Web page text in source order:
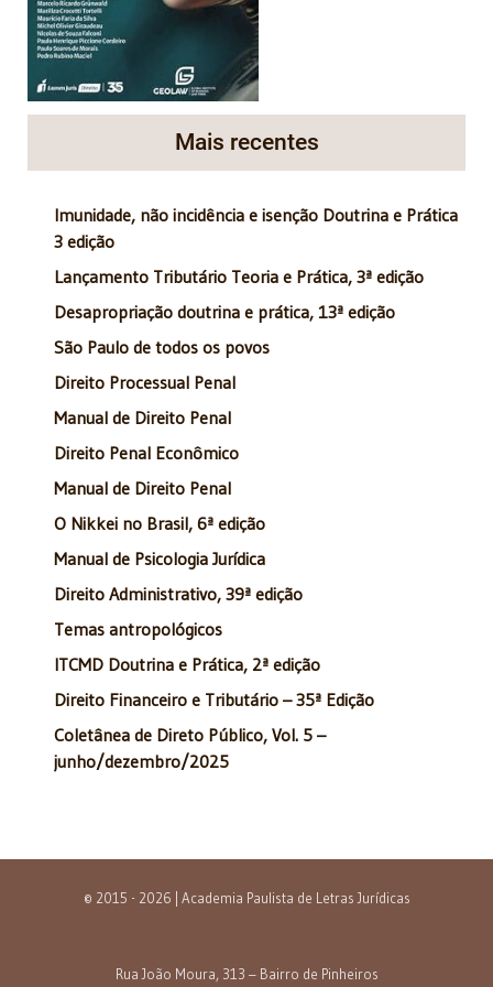
Mais recentes
Imunidade, não incidência e isenção Doutrina e Prática
3 edição
Lançamento Tributário Teoria e Prática, 3ª edição
Desapropriação doutrina e prática, 13ª edição
São Paulo de todos os povos
Direito Processual Penal
Manual de Direito Penal
Direito Penal Econômico
Manual de Direito Penal
O Nikkei no Brasil, 6ª edição
Manual de Psicologia Jurídica
Direito Administrativo, 39ª edição
Temas antropológicos
ITCMD Doutrina e Prática, 2ª edição
Direito Financeiro e Tributário – 35ª Edição
Coletânea de Direto Público, Vol. 5 –
junho/dezembro/2025
© 2015 - 2026 | Academia Paulista de Letras Jurídicas
Rua João Moura, 313 – Bairro de Pinheiros